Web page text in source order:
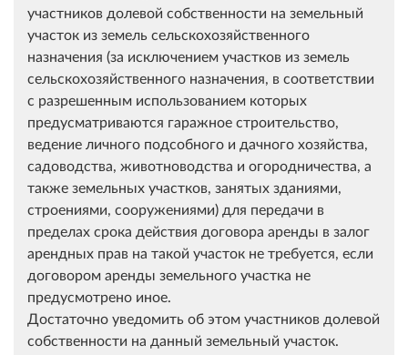
участников долевой собственности на земельный
участок из земель сельскохозяйственного
назначения (за исключением участков из земель
сельскохозяйственного назначения, в соответствии
с разрешенным использованием которых
предусматриваются гаражное строительство,
ведение личного подсобного и дачного хозяйства,
садоводства, животноводства и огородничества, а
также земельных участков, занятых зданиями,
строениями, сооружениями) для передачи в
пределах срока действия договора аренды в залог
арендных прав на такой участок не требуется, если
договором аренды земельного участка не
предусмотрено иное.
Достаточно уведомить об этом участников долевой
собственности на данный земельный участок.